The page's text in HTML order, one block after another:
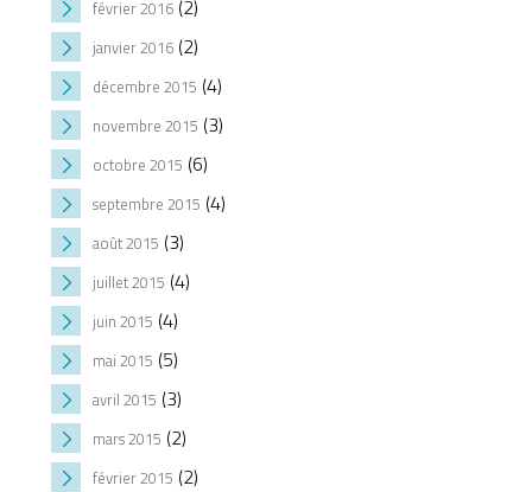
février 2016(2)
janvier 2016(2)
décembre 2015 (4)
novembre 2015 (3)
octobre 2015 (6)
septembre 2015 (4)
août 2015 (3)
juillet 2015 (4)
juin 2015 (4)
mai 2015 (5)
avril 2015 (3)
mars 2015 (2)
février 2015 (2)